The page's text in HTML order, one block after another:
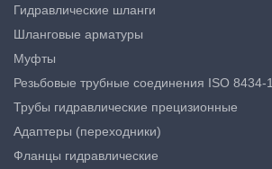
Гидравлические шланги
Шланговые арматуры
Муфты
Резьбовые трубные соединения ISO 8434-1
Трубы гидравлические прецизионные
Адаптеры (переходники)
Фланцы гидравлические